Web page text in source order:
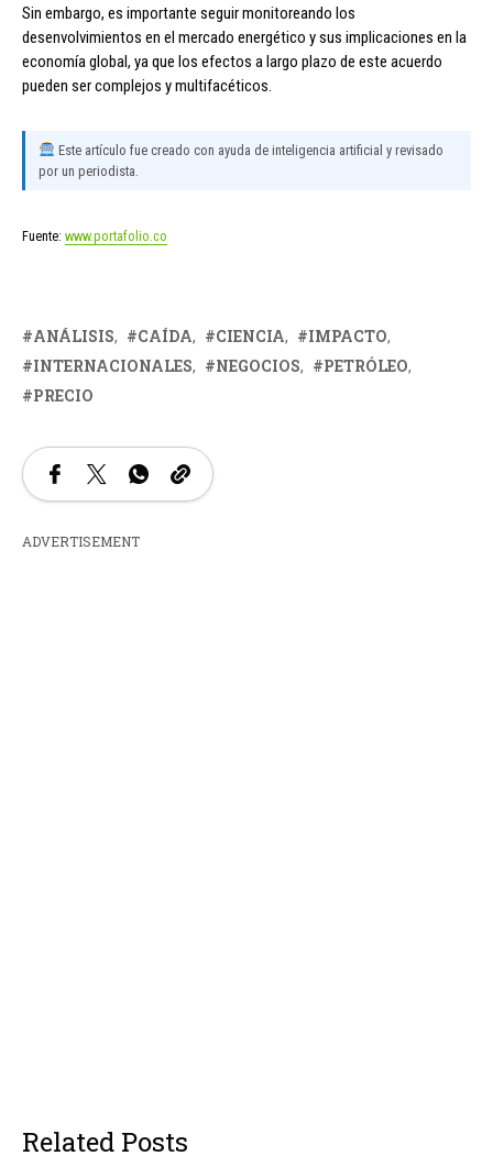
Sin embargo, es importante seguir monitoreando los
desenvolvimientos en el mercado energético y sus implicaciones en la
economía global, ya que los efectos a largo plazo de este acuerdo
pueden ser complejos y multifacéticos.
Este artículo fue creado con ayuda de inteligencia artificial y revisado
por un periodista.
Fuente: www.portafolio.co
ANÁLISIS CAÍDA CIENCIA
IMPACTO
INTERNACIONALES
NEGOCIOS
PETRÓLEO
PRECIO
ADVERTISEMENT
Related Posts